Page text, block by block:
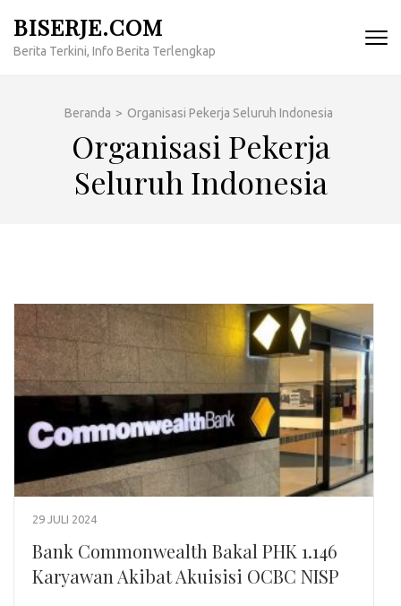
konten
BISERJE.COM
Berita Terkini, Info Berita Terlengkap
Beranda > Organisasi Pekerja Seluruh Indonesia
Organisasi Pekerja
Seluruh Indonesia
29 JULI 2024
Bank Commonwealth Bakal PHK 1.146
Karyawan Akibat Akuisisi OCBC NISP